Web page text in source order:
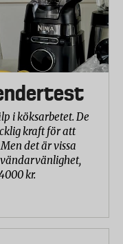
i köksarbetet. De
kraft för att
det är vissa
kr.